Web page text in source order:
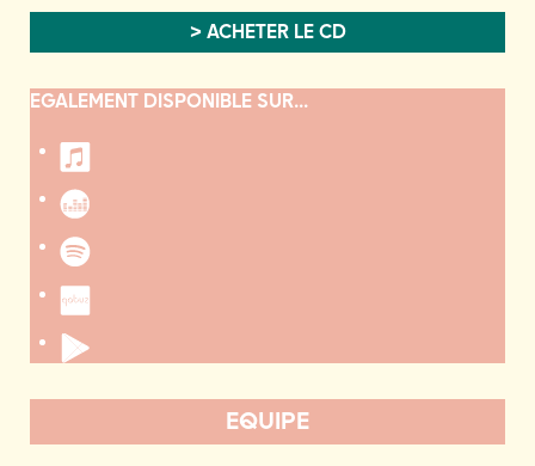
> ACHETER LE CD
EGALEMENT DISPONIBLE SUR...
EQUIPE